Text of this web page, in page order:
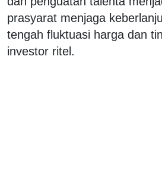
prasyarat menjaga
tengah fluktuasi harga dan
investor ritel.